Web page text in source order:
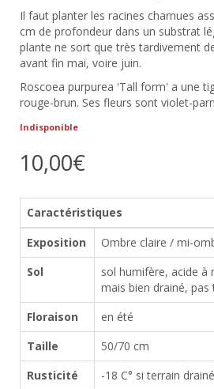
Il faut planter les racines charnues
cm de profondeur dans un substrat
plante ne sort que très tardivement
avant fin mai, voire juin.
Roscoea purpurea 'Tall form' a une
rouge-brun. Ses fleurs sont violet-
Indisponible
10,00€
Caractéristiques
Exposition
Ombre claire / mi-
Sol
sol humifère, acide à
mais bien drainé, pas
Floraison
en été
Taille
50/70 cm
Rusticité
-18 C° si terrain